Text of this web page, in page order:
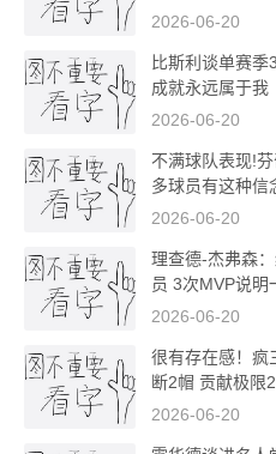
2026-06-20
比斯利谈单赛
成就永远属于我
2026-06-20
不满球队表现!
多球员有这种信
2026-06-20
理查德-杰弗森
员 3次MVP说明
2026-06-20
很有存在感！疯
断2帽 贡献极限
2026-06-20